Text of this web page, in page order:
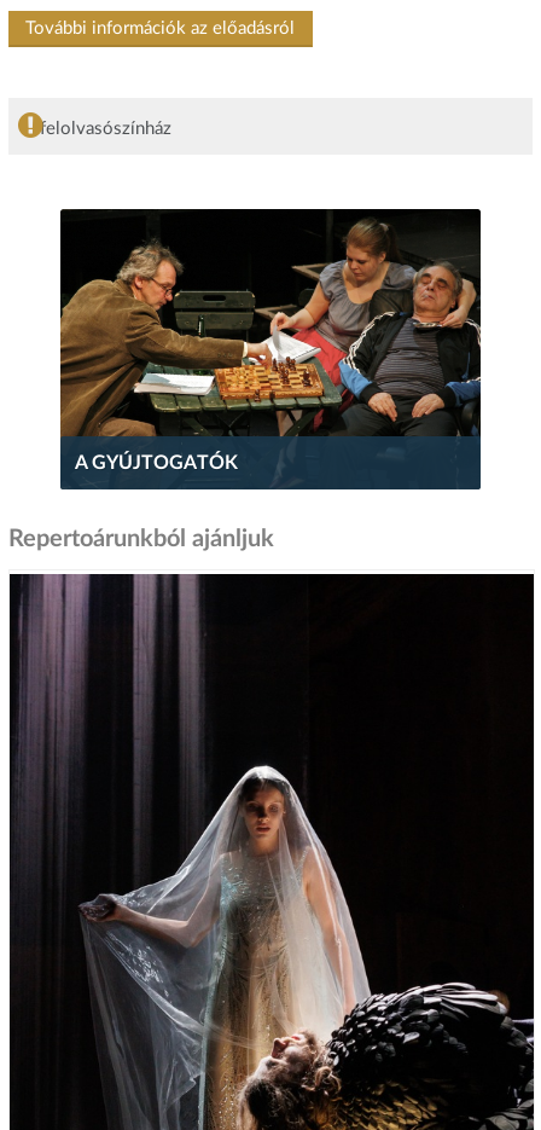
További információk az előadásról
felolvasószínház
A GYÚJTOGATÓK
Repertoárunkból ajánljuk